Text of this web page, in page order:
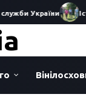
України